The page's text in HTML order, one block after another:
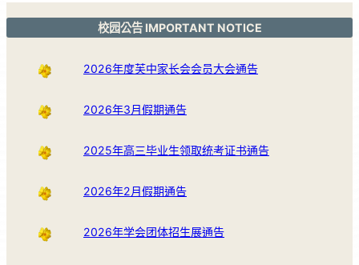
校园公告 IMPORTANT NOTICE
2026年度芙中家长会会员大会通告
2026年3月假期通告
2025年高三毕业生领取统考证书通告
2026年2月假期通告
2026年学会团体招生展通告